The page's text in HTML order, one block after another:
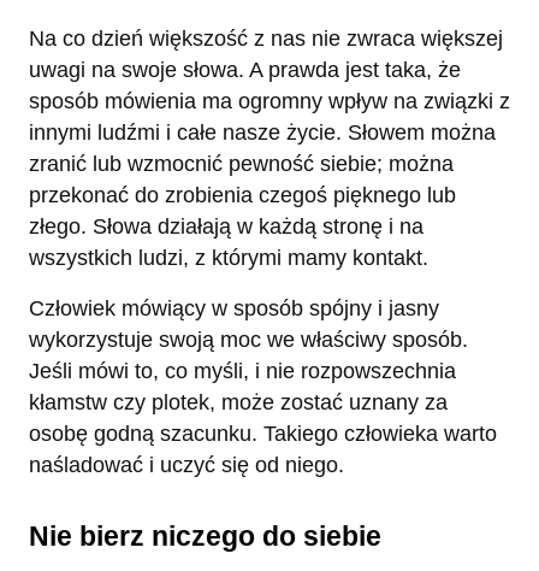
Na co dzień większość z nas nie zwraca większej
uwagi na swoje słowa. A prawda jest taka, że
sposób mówienia ma ogromny wpływ na związki z
innymi ludźmi i całe nasze życie. Słowem można
zranić lub wzmocnić pewność siebie; można
przekonać do zrobienia czegoś pięknego lub
złego. Słowa działają w każdą stronę i na
wszystkich ludzi, z którymi mamy kontakt.
Człowiek mówiący w sposób spójny i jasny
wykorzystuje swoją moc we właściwy sposób.
Jeśli mówi to, co myśli, i nie rozpowszechnia
kłamstw czy plotek, może zostać uznany za
osobę godną szacunku. Takiego człowieka warto
naśladować i uczyć się od niego.
Nie bierz niczego do siebie